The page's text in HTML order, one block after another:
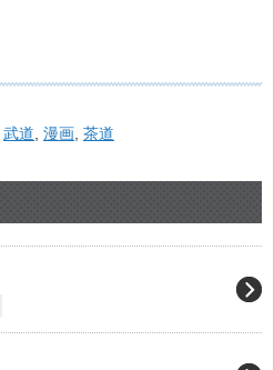
武道 漫画 茶道